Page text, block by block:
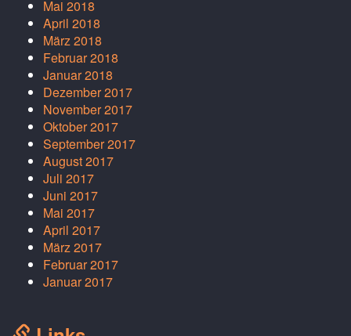
Mai 2018
April 2018
März 2018
Februar 2018
Januar 2018
Dezember 2017
November 2017
Oktober 2017
September 2017
August 2017
Juli 2017
Juni 2017
Mai 2017
April 2017
März 2017
Februar 2017
Januar 2017